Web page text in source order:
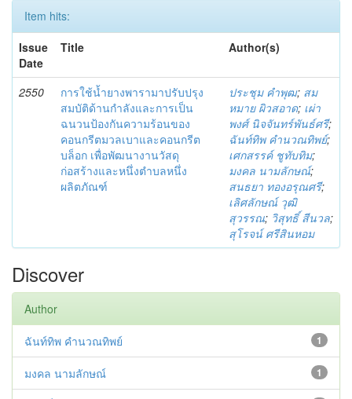
Item hits:
Issue
Date
Title Author(s)
2550
การใช้น้ำยางพารามาปรับปรุง
สมบัติด้านกำลังและการเป็น
ฉนวนป้องกันความร้อนของ
คอนกรีตมวลเบาและคอนกรีต
บล็อก เพื่อพัฒนางานวัสดุ
ก่อสร้างและหนึ่งตำบลหนึ่ง
ผลิตภัณฑ์
ประชุม คำพุฒ; สม
หมาย ผิวสอาด; เผ่า
พงศ์ นิจจันทร์พันธ์ศรี;
ฉันท์ทิพ คำนวณทิพย์;
เศกสรรค์ ชูทับทิม;
มงคล นามลักษณ์;
สนธยา ทองอรุณศรี;
เลิศลักษณ์ วุฒิ
สุวรรณ; วิสุทธิ์ สีนวล;
สุโรจน์ ศรีสินหอม
Discover
Author
1
ฉันท์ทิพ คำนวณทิพย์
1
มงคล นามลักษณ์